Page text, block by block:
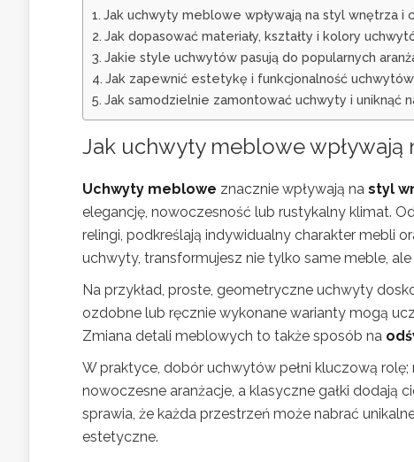
Jak uchwyty meblowe wpływają na styl wnętrza i
Jak dopasować materiały, kształty i kolory
Jakie style uchwytów pasują do popularnych
Jak zapewnić estetykę i funkcjonalność
Jak samodzielnie zamontować uchwyty i uniknąć
Jak uchwyty meblowe wpływają
Uchwyty meblowe znacznie wpływają na styl
elegancję, nowoczesność lub rustykalny klimat.
relingi, podkreślają indywidualny charakter mebli
uchwyty, transformujesz nie tylko same meble,
Na przykład, proste, geometryczne uchwyty
ozdobne lub ręcznie wykonane warianty mogą
Zmiana detali meblowych to także sposób na
W praktyce, dobór uchwytów pełni kluczową
nowoczesne aranżacje, a klasyczne gałki dodają
sprawia, że każda przestrzeń może nabrać
estetyczne.